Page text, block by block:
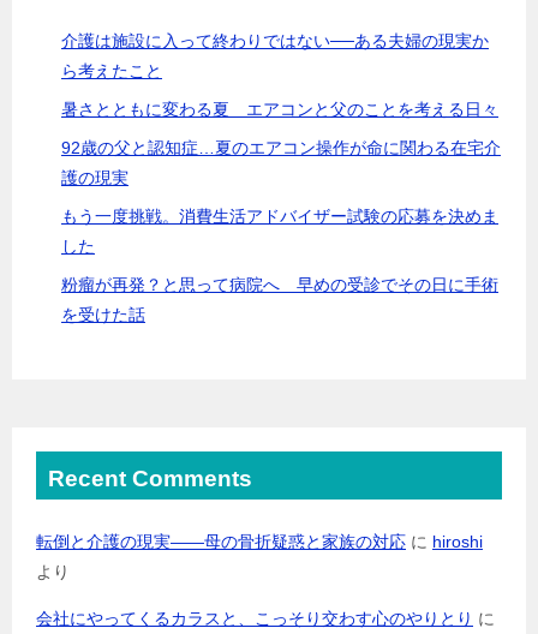
介護は施設に入って終わりではない──ある夫婦の現実か
ら考えたこと
暑さとともに変わる夏 エアコンと父のことを考える日々
92歳の父と認知症…夏のエアコン操作が命に関わる在宅介
護の現実
もう一度挑戦。消費生活アドバイザー試験の応募を決めま
した
粉瘤が再発？と思って病院へ 早めの受診でその日に手術
を受けた話
Recent Comments
転倒と介護の現実――母の骨折疑惑と家族の対応 に hiroshi
より
会社にやってくるカラスと、こっそり交わす心のやりとり に